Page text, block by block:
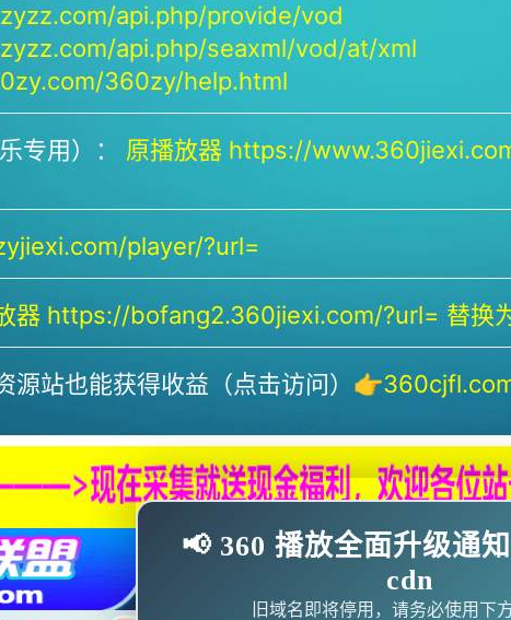
api.php/provide/vod
api.php/seaxml/vod/at/xml
360zy/help.html
专用）： 原播放器 https://
player/?url=
器 https://bofang2.360jiexi.com/?url= 替
源站也能获得收益（点击访问）👉
📢 360 播放全面升级通
cdn
旧域名即将停用，请务必使用下